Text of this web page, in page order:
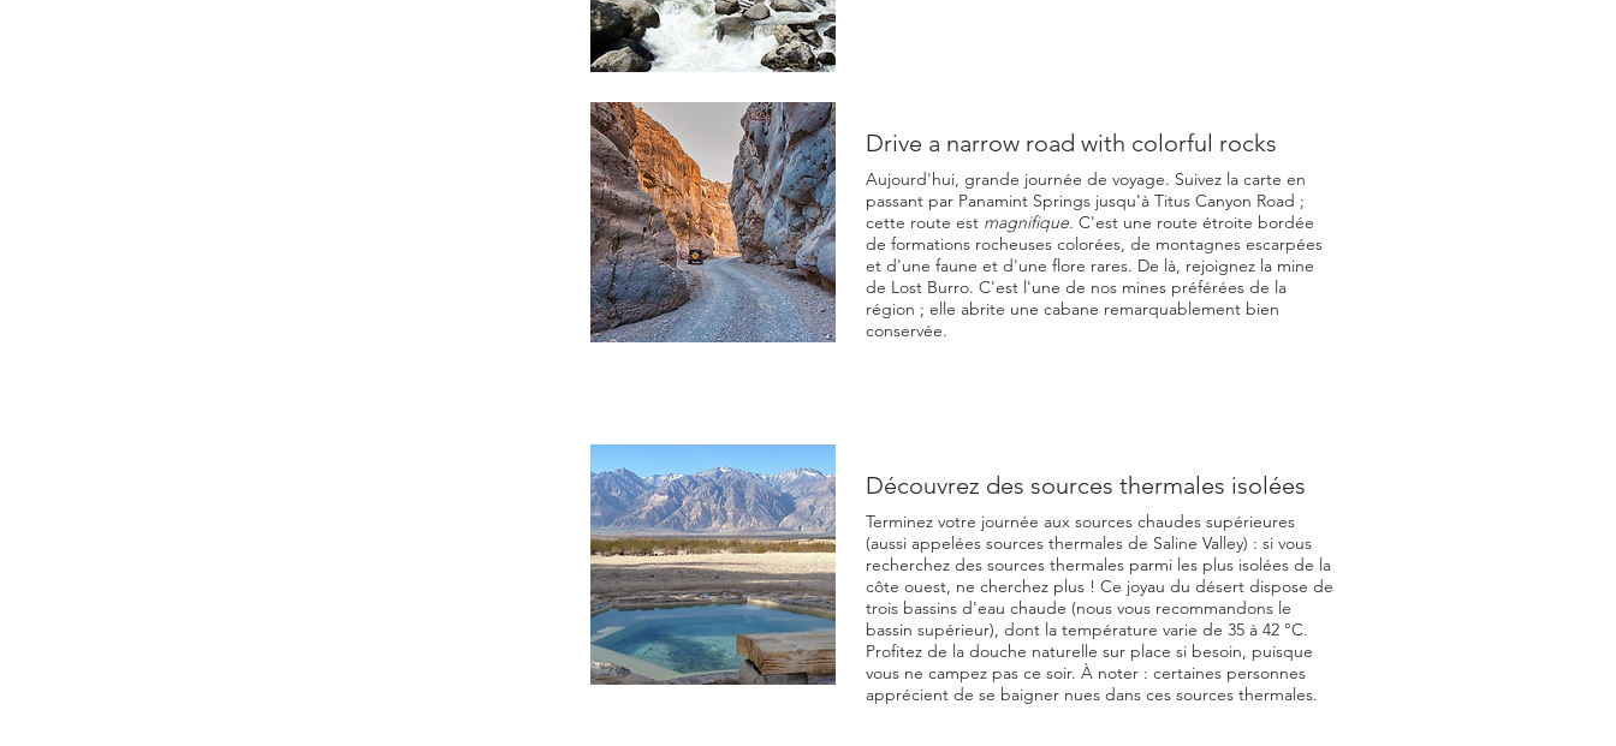
Drive a narrow road with colorful rocks
Aujourd'hui, grande journée de voyage. Suivez la carte en
passant par Panamint Springs jusqu'à Titus Canyon Road ;
cette route est magnifique. C'est une route étroite bordée
de formations rocheuses colorées, de montagnes escarpées
et d'une faune et d'une flore rares. De là, rejoignez la mine
de Lost Burro. C'est l'une de nos mines préférées de la
région ; elle abrite une cabane remarquablement bien
conservée.
Découvrez des sources thermales isolées
Terminez votre journée aux sources chaudes supérieures
(aussi appelées sources thermales de Saline Valley) : si vous
recherchez des sources thermales parmi les plus isolées de la
côte ouest, ne cherchez plus ! Ce joyau du désert dispose de
trois bassins d'eau chaude (nous vous recommandons le
bassin supérieur), dont la température varie de 35 à 42 °C.
Profitez de la douche naturelle sur place si besoin, puisque
vous ne campez pas ce soir. À noter : certaines personnes
apprécient de se baigner nues dans ces sources thermales.